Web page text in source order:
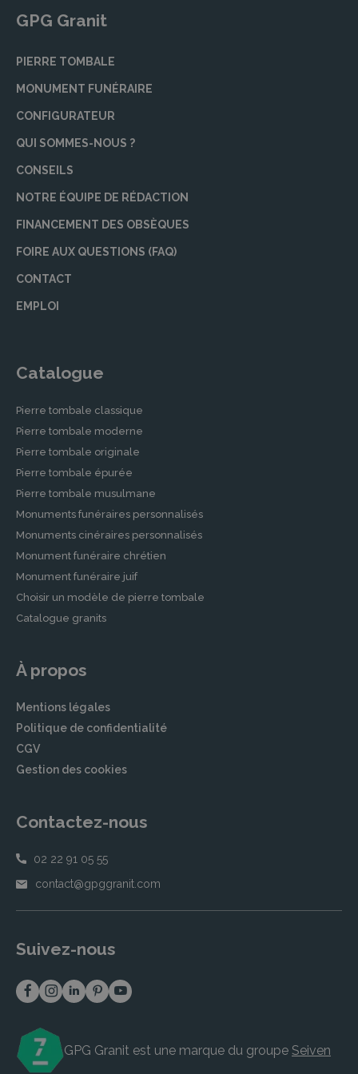
GPG Granit
PIERRE TOMBALE
MONUMENT FUNÉRAIRE
CONFIGURATEUR
QUI SOMMES-NOUS ?
CONSEILS
NOTRE ÉQUIPE DE RÉDACTION
FINANCEMENT DES OBSÈQUES
FOIRE AUX QUESTIONS (FAQ)
CONTACT
EMPLOI
Catalogue
Pierre tombale classique
Pierre tombale moderne
Pierre tombale originale
Pierre tombale épurée
Pierre tombale musulmane
Monuments funéraires personnalisés
Monuments cinéraires personnalisés
Monument funéraire chrétien
Monument funéraire juif
Choisir un modèle de pierre tombale
Catalogue granits
À propos
Mentions légales
Politique de confidentialité
CGV
Gestion des cookies
Contactez-nous
02 22 91 05 55
contact@gpggranit.com
Suivez-nous
GPG Granit est une marque du groupe Seiven